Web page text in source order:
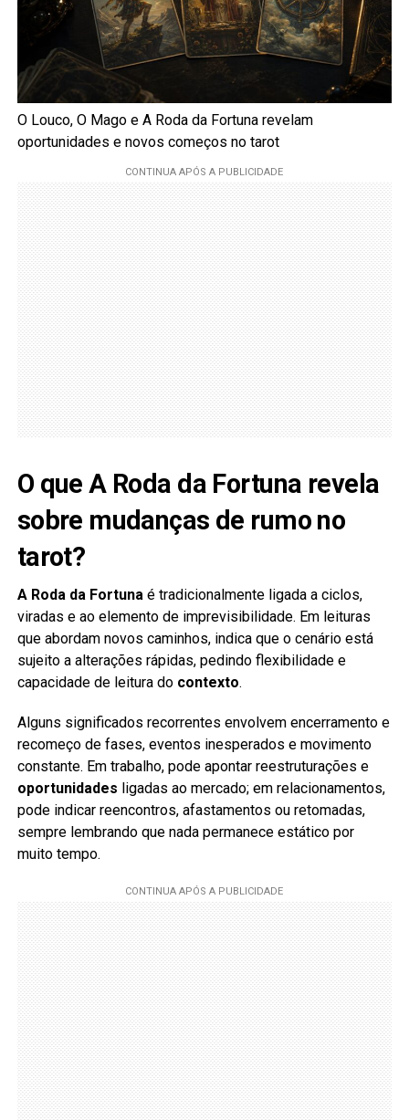
O Louco, O Mago e A Roda da Fortuna revelam
oportunidades e novos começos no tarot
O que A Roda da Fortuna revela
sobre mudanças de rumo no
tarot?
A Roda da Fortunaé tradicionalmente ligada a ciclos,
viradas e ao elemento de imprevisibilidade. Em leituras
que abordam novos caminhos, indica que o cenário está
sujeito a alterações rápidas, pedindo flexibilidade e
capacidade de leitura do contexto.
Alguns significados recorrentes envolvem encerramento e
recomeço de fases, eventos inesperados e movimento
constante. Em trabalho, pode apontar reestruturações e
oportunidades ligadas ao mercado; em relacionamentos,
pode indicar reencontros, afastamentos ou retomadas,
sempre lembrando que nada permanece estático por
muito tempo.